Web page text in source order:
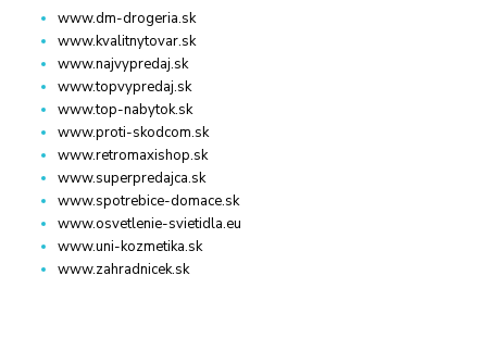
www.dm-drogeria.sk
www.kvalitnytovar.sk
www.najvypredaj.sk
www.topvypredaj.sk
www.top-nabytok.sk
www.proti-skodcom.sk
www.retromaxishop.sk
www.superpredajca.sk
www.spotrebice-domace.sk
www.osvetlenie-svietidla.eu
www.uni-kozmetika.sk
www.zahradnicek.sk